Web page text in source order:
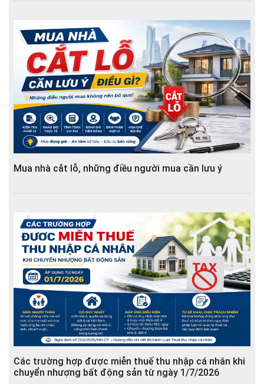
Mua nhà cắt lỗ, những điều người mua cần lưu ý
Các trường hợp được miễn thuế thu nhập cá nhân khi
chuyển nhượng bất động sản từ ngày 1/7/2026